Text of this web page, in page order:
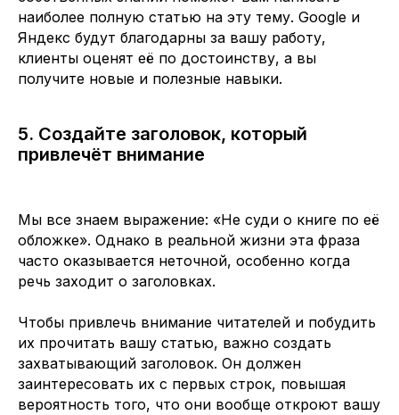
наиболее полную статью на эту тему. Google и
Яндекс будут благодарны за вашу работу,
клиенты оценят её по достоинству, а вы
получите новые и полезные навыки.
5. Создайте заголовок, который
привлечёт внимание
Мы все знаем выражение: «Не суди о книге по её
обложке». Однако в реальной жизни эта фраза
часто оказывается неточной, особенно когда
речь заходит о заголовках.
Чтобы привлечь внимание читателей и побудить
их прочитать вашу статью, важно создать
захватывающий заголовок. Он должен
заинтересовать их с первых строк, повышая
вероятность того, что они вообще откроют вашу